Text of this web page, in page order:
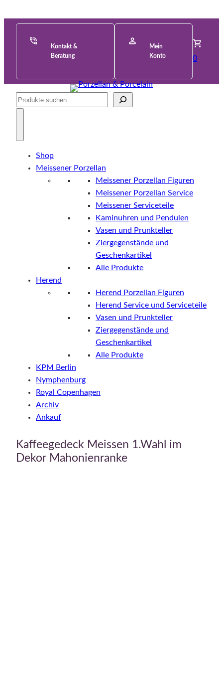
Kontakt &
Beratung
Mein
Konto
0
Suche
Shop
Meissener Porzellan
Meissener Porzellan Figuren
Meissener Porzellan Service
Meissener Serviceteile
Kaminuhren und Pendulen
Vasen und Prunkteller
Ziergegenstände und
Geschenkartikel
Alle Produkte
Herend
Herend Porzellan Figuren
Herend Service und Serviceteile
Vasen und Prunkteller
Ziergegenstände und
Geschenkartikel
Alle Produkte
KPM Berlin
Nymphenburg
Royal Copenhagen
Archiv
Ankauf
Kaffeegedeck Meissen 1.Wahl im
Dekor Mahonienranke